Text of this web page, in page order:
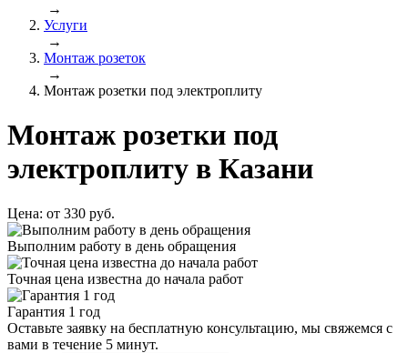
→
Услуги
→
Монтаж розеток
→
Монтаж розетки под электроплиту
Монтаж розетки под
электроплиту в Казани
Цена: от 330 руб.
Выполним работу в день обращения
Точная цена известна до начала работ
Гарантия 1 год
Оставьте заявку на бесплатную консультацию, мы свяжемся с
вами в течение 5 минут.